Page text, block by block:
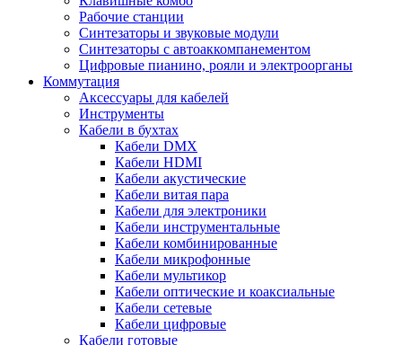
Рабочие станции
Синтезаторы и звуковые модули
Синтезаторы с автоаккомпанементом
Цифровые пианино, рояли и электроорганы
Коммутация
Аксессуары для кабелей
Инструменты
Кабели в бухтах
Кабели DMX
Кабели HDMI
Кабели акустические
Кабели витая пара
Кабели для электроники
Кабели инструментальные
Кабели комбинированные
Кабели микрофонные
Кабели мультикор
Кабели оптические и коаксиальные
Кабели сетевые
Кабели цифровые
Кабели готовые